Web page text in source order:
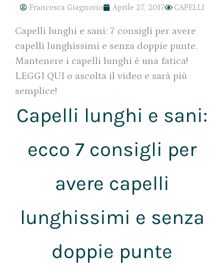
Francesca Giagnorio Aprile 27, 2017 CAPELLI
Capelli lunghi e sani: 7 consigli per avere
capelli lunghissimi e senza doppie punte.
Mantenere i capelli lunghi è una fatica!
LEGGI QUI o ascolta il video e sarà più
semplice!
Capelli lunghi e sani:
ecco 7 consigli per
avere capelli
lunghissimi e senza
doppie punte